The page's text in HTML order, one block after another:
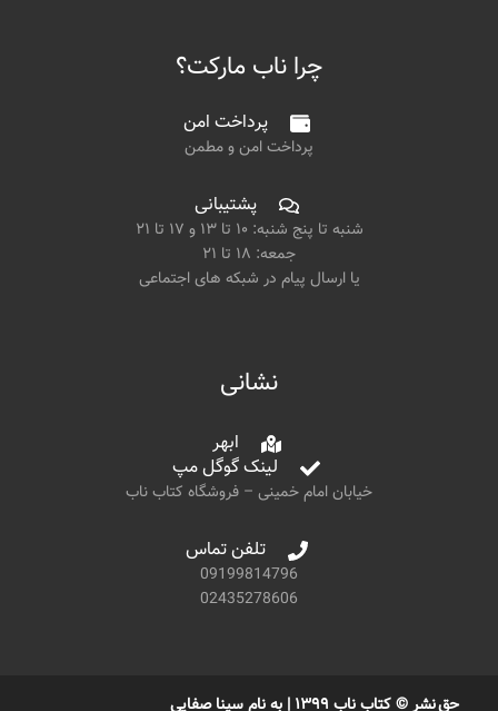
چرا ناب مارکت؟
پرداخت امن
پرداخت امن و مطمن
پشتیبانی
شنبه تا پنج شنبه: ۱۰ تا ۱۳ و ۱۷ تا ۲۱
جمعه: ۱۸ تا ۲۱
یا ارسال پیام در شبکه های اجتماعی
نشانی
ابهر
لینک گوگل مپ
خیابان امام خمینی – فروشگاه کتاب ناب
تلفن تماس
09199814796
02435278606
حق نشر © کتاب ناب ۱۳۹۹ | به نام سینا صفایی